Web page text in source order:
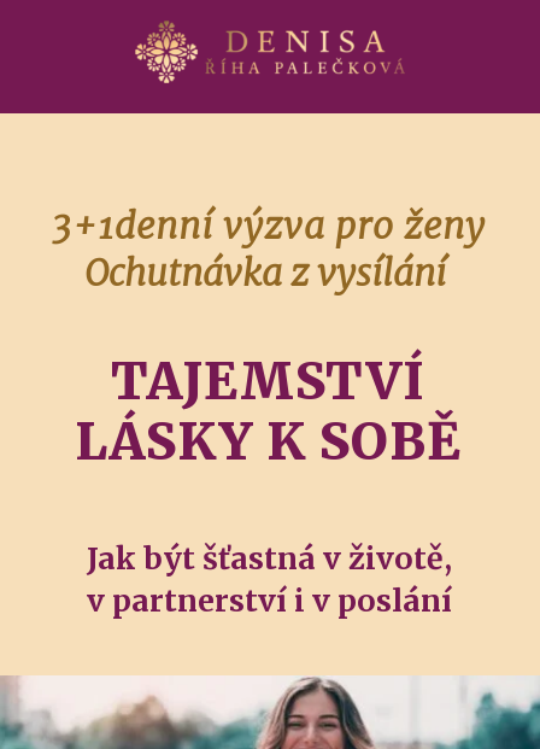
3+1denní výzva pro ženy
Ochutnávka z vysílání
TAJEMSTVÍ
LÁSKY K SOBĚ
Jak být šťastná v životě,
v partnerství i v poslání